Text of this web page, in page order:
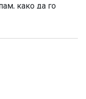
како да го
дека ја